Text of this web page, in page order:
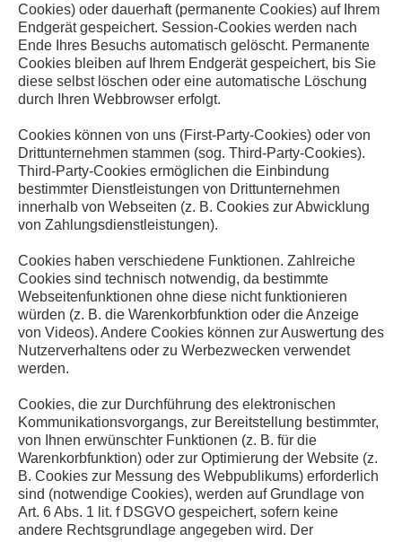
Cookies) oder dauerhaft (permanente Cookies) auf Ihrem
Endgerät gespeichert. Session-Cookies werden nach
Ende Ihres Besuchs automatisch gelöscht. Permanente
Cookies bleiben auf Ihrem Endgerät gespeichert, bis Sie
diese selbst löschen oder eine automatische Löschung
durch Ihren Webbrowser erfolgt.
Cookies können von uns (First-Party-Cookies) oder von
Drittunternehmen stammen (sog. Third-Party-Cookies).
Third-Party-Cookies ermöglichen die Einbindung
bestimmter Dienstleistungen von Drittunternehmen
innerhalb von Webseiten (z. B. Cookies zur Abwicklung
von Zahlungsdienstleistungen).
Cookies haben verschiedene Funktionen. Zahlreiche
Cookies sind technisch notwendig, da bestimmte
Webseitenfunktionen ohne diese nicht funktionieren
würden (z. B. die Warenkorbfunktion oder die Anzeige
von Videos). Andere Cookies können zur Auswertung des
Nutzerverhaltens oder zu Werbezwecken verwendet
werden.
Cookies, die zur Durchführung des elektronischen
Kommunikationsvorgangs, zur Bereitstellung bestimmter,
von Ihnen erwünschter Funktionen (z. B. für die
Warenkorbfunktion) oder zur Optimierung der Website (z.
B. Cookies zur Messung des Webpublikums) erforderlich
sind (notwendige Cookies), werden auf Grundlage von
Art. 6 Abs. 1 lit. f DSGVO gespeichert, sofern keine
andere Rechtsgrundlage angegeben wird. Der